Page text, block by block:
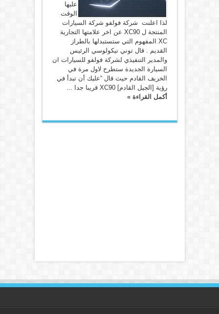
عليها
الوقت
لذا اعلنت شركة فولفو شركة السيارات
المنتجة ل XC90 عن اخر علامتها التجارية
XC المفهوم التي ستستبدلها بالطراز
القديم . قال توني نيكولوسي الرئيس
والمدير التنفيذي لشركة فولفو للسيارات ان
السيارة الجديدة ستطرح لاول مرة في
الخريف القادم حيث قال “عليك أن تبدأ في
رؤية [الجيل القادم] XC90 قريبا جدا ...
أكمل القراءة »